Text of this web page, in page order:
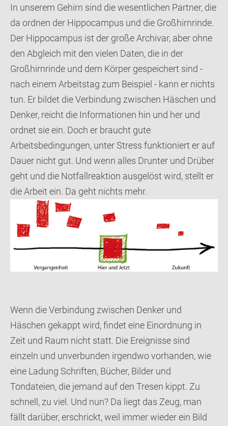
In unserem Gehirn sind die wesentlichen Partner, die
da ordnen der Hippocampus und die Großhirnrinde.
Der Hippocampus ist der große Archivar, aber ohne
den Abgleich mit den vielen Daten, die in der
Großhirnrinde und dem Körper gespeichert sind -
nach einem Arbeitstag zum Beispiel - kann er nichts
tun. Er bildet die Verbindung zwischen Häschen und
Denker, reicht die Informationen hin und her und
ordnet sie ein. Doch er braucht gute
Arbeitsbedingungen, unter Stress funktioniert er auf
Dauer nicht gut. Und wenn alles Drunter und Drüber
geht und die Notfallreaktion ausgelöst wird, stellt er
die Arbeit ein. Da geht nichts mehr.
Wenn die Verbindung zwischen Denker und
Häschen gekappt wird, findet eine Einordnung in
Zeit und Raum nicht statt. Die Ereignisse sind
einzeln und unverbunden irgendwo vorhanden, wie
eine Ladung Schriften, Bücher, Bilder und
Tondateien, die jemand auf den Tresen kippt. Zu
schnell, zu viel. Und nun? Da liegt das Zeug, man
fällt darüber, erschrickt, weil immer wieder ein Bild